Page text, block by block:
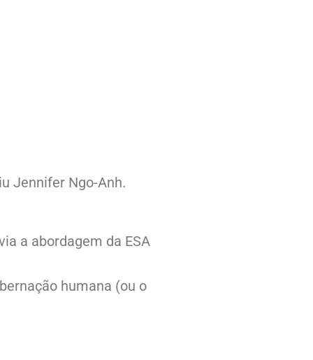
Jennifer Ngo-Anh.
a abordagem da ESA
humana (ou o